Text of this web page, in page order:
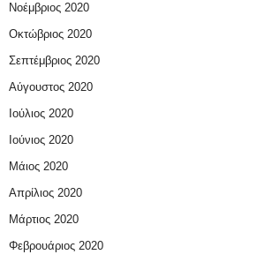
Νοέμβριος 2020
Οκτώβριος 2020
Σεπτέμβριος 2020
Αύγουστος 2020
Ιούλιος 2020
Ιούνιος 2020
Μάιος 2020
Απρίλιος 2020
Μάρτιος 2020
Φεβρουάριος 2020